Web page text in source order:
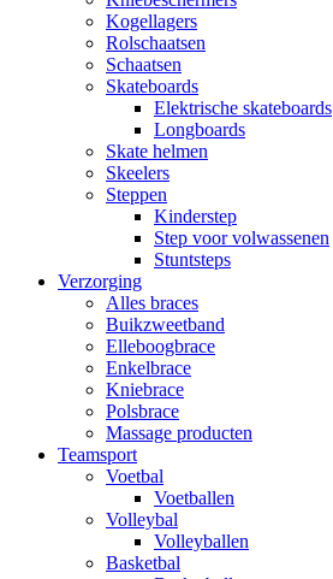
Kogellagers
Rolschaatsen
Schaatsen
Skateboards
Elektrische skateboards
Longboards
Skate helmen
Skeelers
Steppen
Kinderstep
Step voor volwassenen
Stuntsteps
Verzorging
Alles braces
Buikzweetband
Elleboogbrace
Enkelbrace
Kniebrace
Polsbrace
Massage producten
Teamsport
Voetbal
Voetballen
Volleybal
Volleyballen
Basketbal